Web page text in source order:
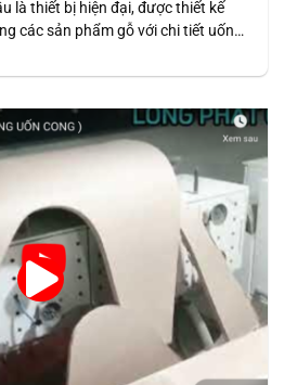
là thiết bị hiện đại, được thiết kế
các sản phẩm gỗ với chi tiết uốn
cấp, đòi hỏi độ tinh xảo và năng